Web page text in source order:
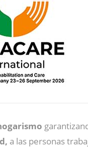
a las personas